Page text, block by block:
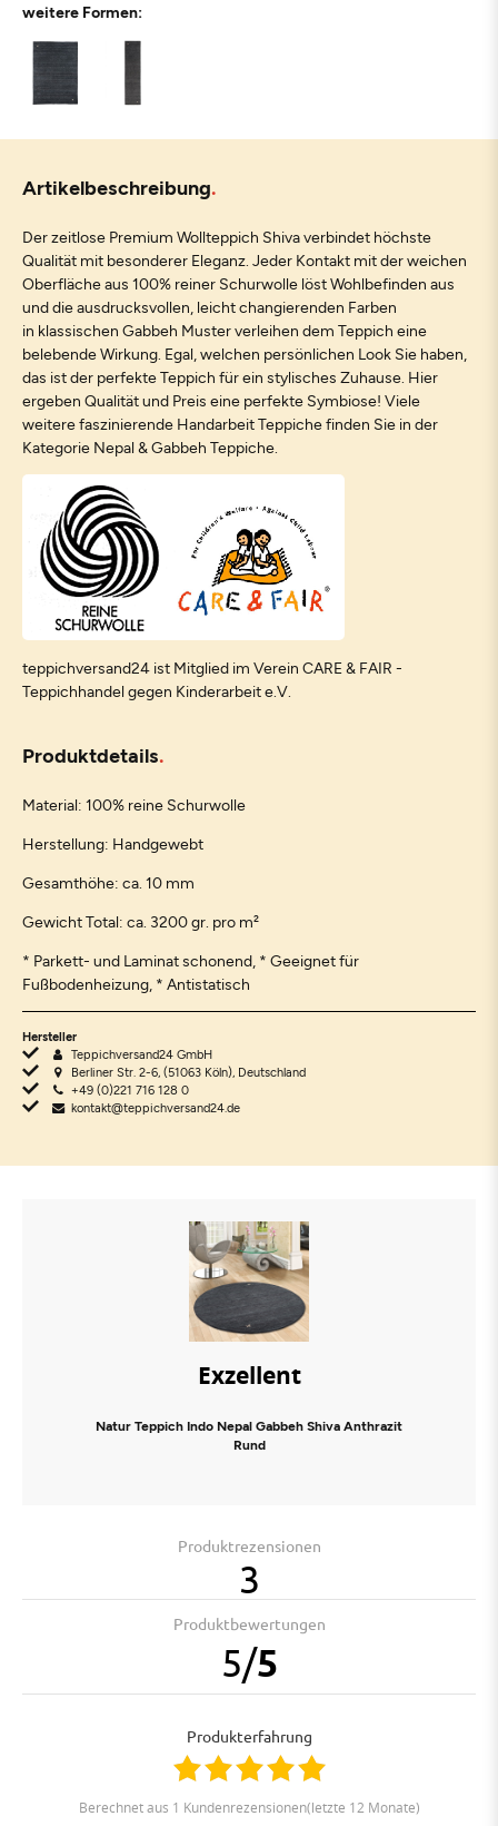
weitere Formen:
Artikelbeschreibung
Der zeitlose Premium Wollteppich Shiva verbindet höchste
Qualität mit besonderer Eleganz. Jeder Kontakt mit der weichen
Oberfläche aus 100% reiner Schurwolle löst Wohlbefinden aus
und die ausdrucksvollen, leicht changierenden Farben
in klassischen Gabbeh Muster verleihen dem Teppich eine
belebende Wirkung. Egal, welchen persönlichen Look Sie haben,
das ist der perfekte Teppich für ein stylisches Zuhause. Hier
ergeben Qualität und Preis eine perfekte Symbiose! Viele
weitere faszinierende Handarbeit Teppiche finden Sie in der
Kategorie Nepal & Gabbeh Teppiche.
teppichversand24 ist Mitglied im Verein CARE & FAIR -
Teppichhandel gegen Kinderarbeit e.V.
Produktdetails
Material: 100% reine Schurwolle
Herstellung: Handgewebt
Gesamthöhe: ca. 10 mm
Gewicht Total: ca. 3200 gr. pro m²
* Parkett- und Laminat schonend, * Geeignet für
Fußbodenheizung, * Antistatisch
Hersteller
Teppichversand24 GmbH
Berliner Str. 2-6, (51063 Köln), Deutschland
+49 (0)221 716 128 0
kontakt@teppichversand24.de
Exzellent
Natur Teppich Indo Nepal Gabbeh Shiva Anthrazit
Rund
Produktrezensionen
3
Produktbewertungen
5/5
Produkterfahrung
berechnet aus 1 Kundenrezensionen(letzte 12 Monate)